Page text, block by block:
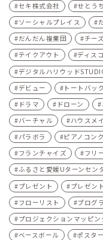
セキ株式会社 せとう
ソーシャルプレイス
だんだん複業団
チー
テイクアウト
ディスコ
デジタルハリウッド
デビュー
トートバッ
ドラマ
ドローン
バーチャル
ハウスメ
パラボラ
ピアノコン
フランチャイズ
フリ
ふるさと愛媛Uターンセン
プレゼント
プレゼン
フローリスト
プログ
プロジェクションマッピン
ベースボール
ポスター